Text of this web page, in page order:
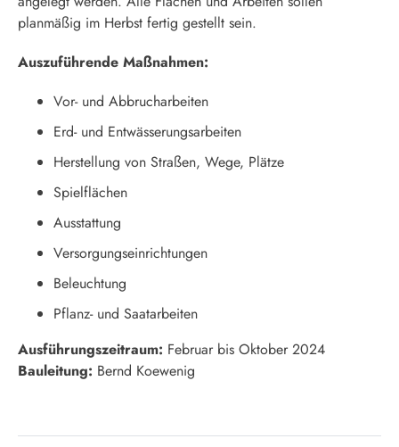
planmäßig im Herbst fertig gestellt sein.
Auszuführende Maßnahmen:
Vor- und Abbrucharbeiten
Erd- und Entwässerungsarbeiten
Herstellung von Straßen, Wege, Plätze
Spielflächen
Ausstattung
Versorgungseinrichtungen
Beleuchtung
Pflanz- und Saatarbeiten
Ausführungszeitraum: Februar bis Oktober 2024
Bauleitung: Bernd Koewenig